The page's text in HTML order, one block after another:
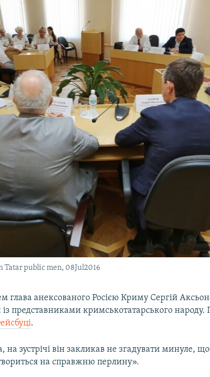
Tatar public men, 08Jul2016
анексованого Росією Криму Сергій
із представниками кримськотатарського народу.
.
на зустрічі він закликав не згадувати минуле,
на справжню перлину».